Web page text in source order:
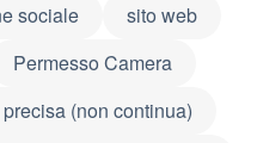
sociale
sito web
Permesso Camera
(non continua)